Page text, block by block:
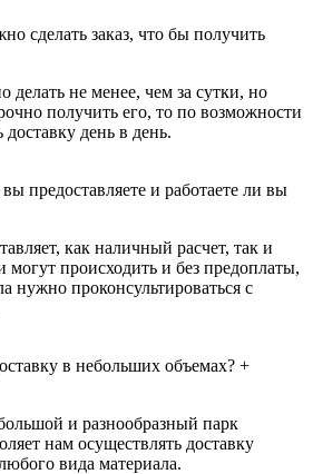
сделать заказ, что бы получить
делать не менее, чем за сутки, но
получить его, то по возможности
день в день.
предоставляете и работаете ли вы
как наличный расчет, так и
происходить и без предоплаты,
нужно проконсультироваться с
в небольших объемах? +
и разнообразный парк
нам осуществлять доставку
вида материала.